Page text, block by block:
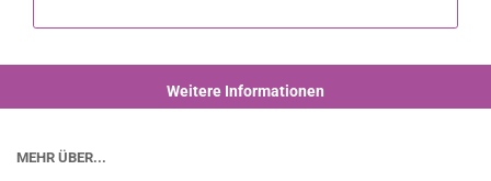
Weitere Informationen
MEHR ÜBER...